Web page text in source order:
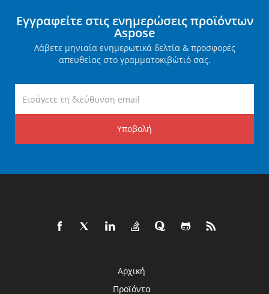
Εγγραφείτε στις ενημερώσεις προϊόντων
Aspose
Λάβετε μηνιαία ενημερωτικά δελτία & προσφορές
απευθείας στο γραμματοκιβώτιό σας.
Υποβολή
Αρχική
Προϊόντα